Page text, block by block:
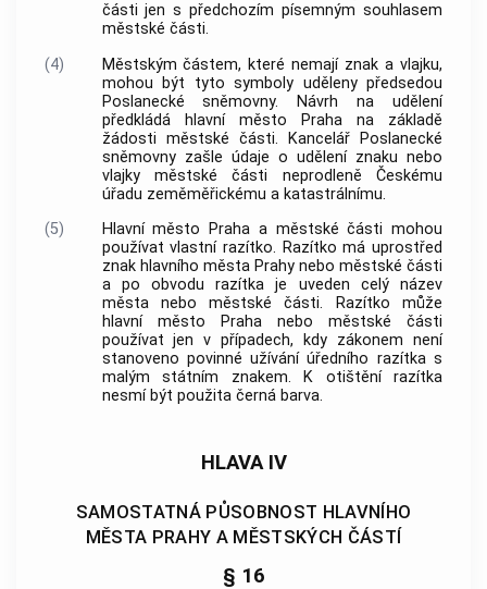
části jen s předchozím písemným souhlasem
městské části.
(4)
Městským částem, které nemají znak a vlajku,
mohou být tyto symboly uděleny předsedou
Poslanecké sněmovny. Návrh na udělení
předkládá
hlavní město Prahana základě
žádosti městské části. Kancelář Poslanecké
sněmovny zašle údaje o udělení znaku nebo
vlajky městské části neprodleně Českému
úřadu zeměměřickému a katastrálnímu.
(5)
Hlavní město Praha a městské části mohou
používat vlastní razítko. Razítko má uprostřed
znak hlavního města Prahynebo městské části
a po obvodu razítka je uveden celý název
města nebo městské části. Razítko může
hlavní město Prahanebo městské části
používat jen v případech, kdy zákonem není
stanoveno povinné užívání úředního razítka s
malým státním znakem. K otištění razítka
nesmí být použita černá barva.
HLAVA IV
SAMOSTATNÁ PŮSOBNOST HLAVNÍHO
MĚSTA PRAHY A MĚSTSKÝCH ČÁSTÍ
§ 16